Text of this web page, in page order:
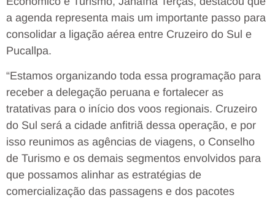
a agenda representa mais um importante passo para
consolidar a ligação aérea entre Cruzeiro do Sul e
Pucallpa.
“Estamos organizando toda essa programação para
receber a delegação peruana e fortalecer as
tratativas para o início dos voos regionais. Cruzeiro
do Sul será a cidade anfitriã dessa operação, e por
isso reunimos as agências de viagens, o Conselho
de Turismo e os demais segmentos envolvidos para
que possamos alinhar as estratégias de
comercialização das passagens e dos pacotes